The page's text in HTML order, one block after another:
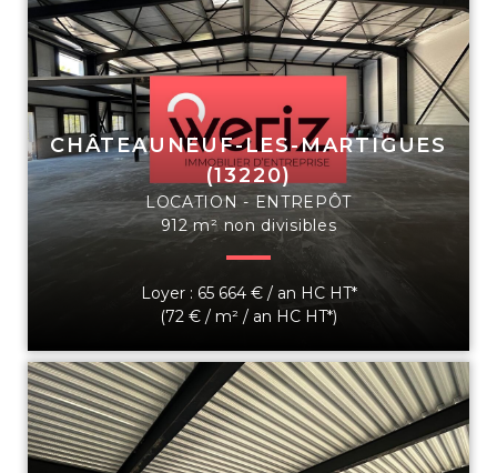
CHÂTEAUNEUF-LES-MARTIGUES
(13220)
LOCATION - ENTREPÔT
912 m² non divisibles
Loyer : 65 664 € / an HC HT*
(72 € / m² / an HC HT*)